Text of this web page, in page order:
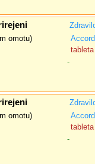
omotu)
-
omotu)
-